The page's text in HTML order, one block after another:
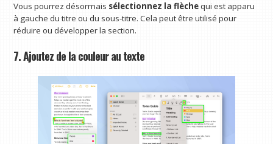
Vous pourrez désormais sélectionnez la flèchequi est apparu
à gauche du titre ou du sous-titre. Cela peut être utilisé pour
réduire ou développer la section.
7. Ajoutez de la couleur au texte